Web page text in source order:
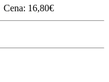
Cena: 16,80€